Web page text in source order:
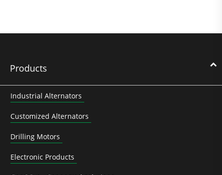
Products
Industrial Alternators
Customized Alternators
Drilling Motors
Electronic Products